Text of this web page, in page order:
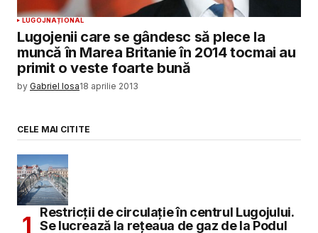
LUGOJNAȚIONAL
Lugojenii care se gândesc să plece la
muncă în Marea Britanie în 2014 tocmai au
primit o veste foarte bună
by Gabriel Iosa18 aprilie 2013
CELE MAI CITITE
Restricții de circulație în centrul Lugojului.
Se lucrează la rețeaua de gaz de la Podul